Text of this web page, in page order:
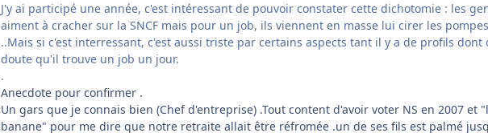
J'y ai participé une année, c'est intéressant de pouvoir constater cette dichotomie : les
aiment à cracher sur la SNCF mais pour un job, ils viennent en masse lui cirer les pompes
..Mais si c'est interressant, c'est aussi triste par certains aspects tant il y a de profils dont
doute qu'il trouve un job un jour.
.
Anecdote pour confirmer .
Un gars que je connais bien (Chef d'entreprise) .Tout content d'avoir voter NS en 2007 et
banane" pour me dire que notre retraite allait être réfromée .un de ses fils est palmé